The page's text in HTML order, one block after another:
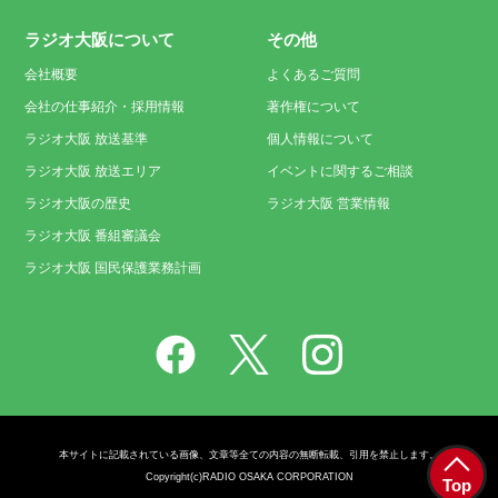
Top
ラジオ大阪について
会社概要
会社の仕事紹介・採用情報
ラジオ大阪 放送基準
ラジオ大阪 放送エリア
ラジオ大阪の歴史
ラジオ大阪 番組審議会
ラジオ大阪 国民保護業務計画
その他
よくあるご質問
著作権について
個人情報について
イベントに関するご相談
ラジオ大阪 営業情報
本サイトに記載されている画像、文章等全ての内容の無断転載、引用を禁止します。
Copyright(c)RADIO OSAKA CORPORATION